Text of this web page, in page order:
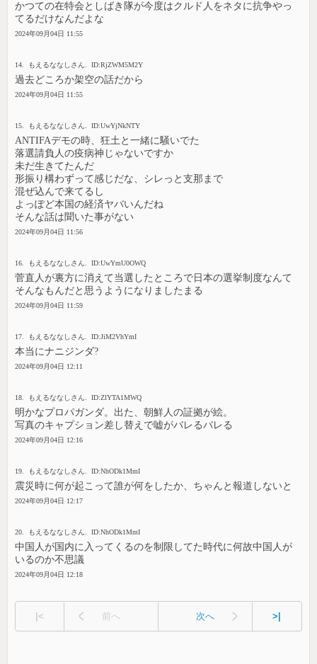
かつての在特会としばき隊が今度はクルド人をネタに抗争やっ
てるだけなんだよな
2024年09月04日 11:55
14. もえるななしさん. ID:RjZWM5M2Y
過去どころか架空の話だから
2024年09月04日 11:55
15. もえるななしさん. ID:UwYjNkNTY
ANTIFAデモの時、狂土と一緒に騒いでた
落選請負人の疫病神じゃないですか
未だ生きてたんだ
形振り構わずって感じだな、シレっと支那まで
混ぜ込んで来てるし
よっぽど本国の経済ヤバいんだね
そんな話は聞いた事がない
2024年09月04日 11:56
16. もえるななしさん. ID:UwYmU0OWQ
菅直人が裏方に消えて当選したところで日本の選挙制度なんて
そんなもんだと思うようになりましたまる
2024年09月04日 11:59
17. もえるななしさん. ID:JiM2VhYmI
本当にナニジンダ?
2024年09月04日 12:11
18. もえるななしさん. ID:ZlYTA1MWQ
明かなプロパガンダ。出た、朝鮮人の証拠が絵。
写真のキャプション差し替えで嘘がバレるバレる
2024年09月04日 12:16
19. もえるななしさん. ID:NhODk1MmI
震災時に何が起こって誰が何をしたか、ちゃんと報道しないと
2024年09月04日 12:17
20. もえるななしさん. ID:NhODk1MmI
中国人が国内に入ってくるのを制限してた時代に何故中国人が
いるのか不思議
2024年09月04日 12:18
|< 前へ 次へ >|